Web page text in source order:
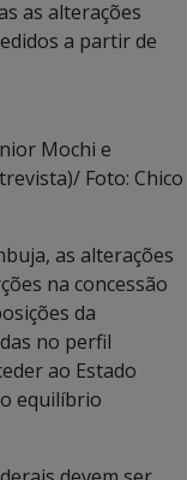
as alterações
a partir de
Mochi e
Foto: Chico
as alterações
na concessão
da
no perfil
ao Estado
equilíbrio